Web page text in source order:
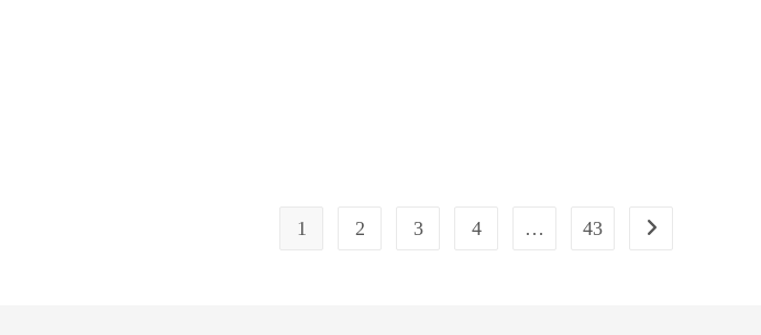
1 2 3 4 … 43 Go to the next